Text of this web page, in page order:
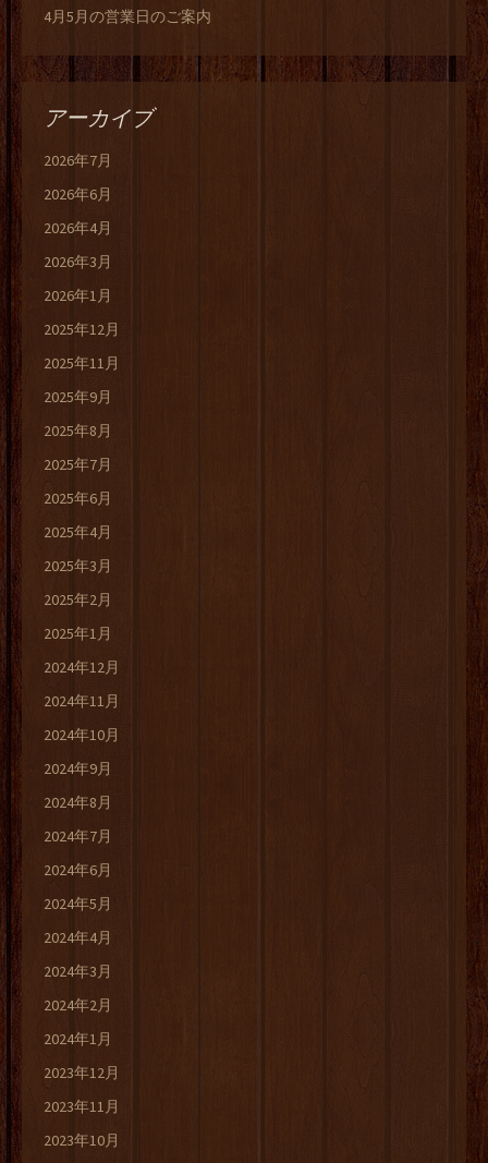
4月5月の営業日のご案内
アーカイブ
2026年7月
2026年6月
2026年4月
2026年3月
2026年1月
2025年12月
2025年11月
2025年9月
2025年8月
2025年7月
2025年6月
2025年4月
2025年3月
2025年2月
2025年1月
2024年12月
2024年11月
2024年10月
2024年9月
2024年8月
2024年7月
2024年6月
2024年5月
2024年4月
2024年3月
2024年2月
2024年1月
2023年12月
2023年11月
2023年10月